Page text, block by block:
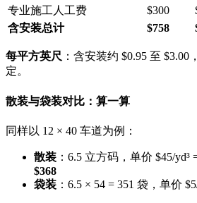
专业施工人工费
$300
含安装总计
$758
每平方英尺 ：含安装约 $0.95 至
定。
散装与袋装对比：算一算
同样以 12 × 40 车道为例：
散装 ：6.5 立方码，单价 $45/yd³
$368
袋装 ：6.5 × 54 = 351 袋，单价